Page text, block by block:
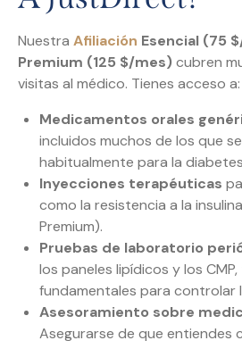
Nuestra Afiliación Esencial (75
Premium (125 $/mes)cubren
visitas al médico. Tienes acceso a:
Medicamentos orales
incluidos muchos de los que
habitualmente para la
Inyecciones terapéuticas
como la resistencia a la
Premium).
Pruebas de laboratorio
los paneles lipídicos y los
fundamentales para controlar
Asesoramiento sobre
Asegurarse de que entiendes